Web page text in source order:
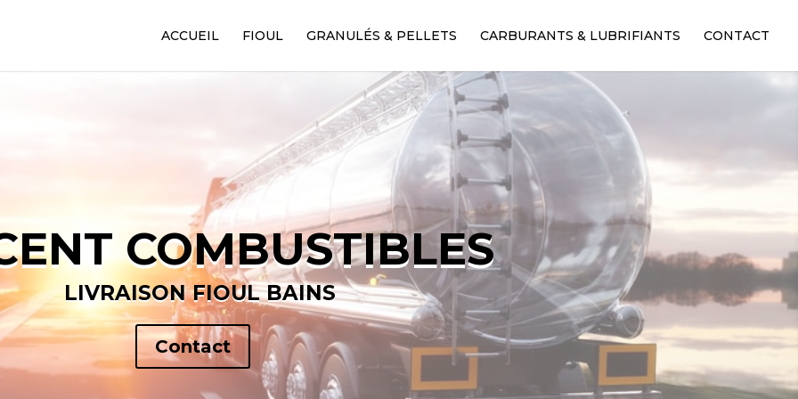
ACCUEIL FIOUL GRANULÉS & PELLETS CARBURANTS & LUBRIFIANTS CONTACT
COMBUSTIBLES
LIVRAISON FIOUL BAINS
Contact